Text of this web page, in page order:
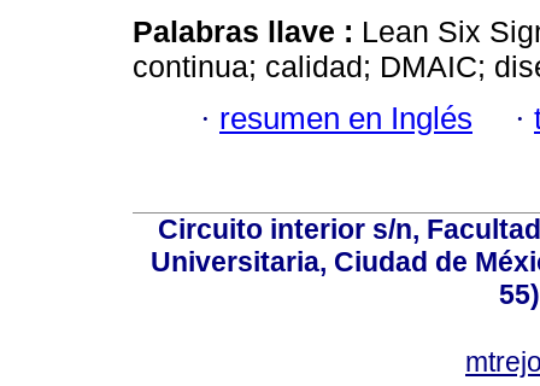
Palabras llave : Lean Six
continua; calidad; DMAIC;
· resumen en Inglés ·
Circuito interior s/n,
Universitaria, Ciudad de